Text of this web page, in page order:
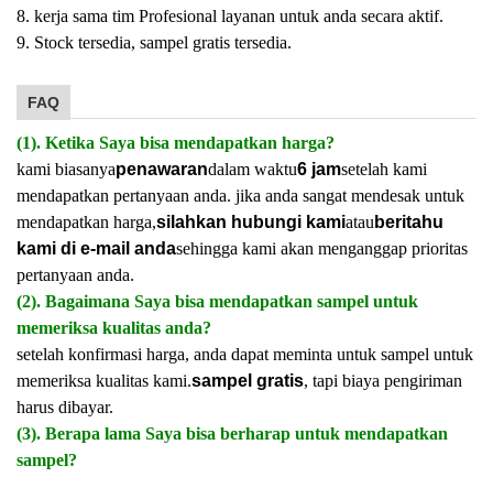
8. kerja sama tim Profesional layanan untuk anda secara aktif.
9. Stock tersedia, sampel gratis tersedia.
FAQ
(1). Ketika Saya bisa mendapatkan harga?
kami biasanyapenawarandalam waktu6 jamsetelah kami
mendapatkan pertanyaan anda. jika anda sangat mendesak untuk
mendapatkan harga,silahkan hubungi kamiatau beritahu
kami di e-mail andasehingga kami akan menganggap prioritas
pertanyaan anda.
(2). Bagaimana Saya bisa mendapatkan sampel untuk
memeriksa kualitas anda?
setelah konfirmasi harga, anda dapat meminta untuk sampel untuk
memeriksa kualitas kami.sampel gratis, tapi biaya pengiriman
harus dibayar.
(3). Berapa lama Saya bisa berharap untuk mendapatkan
sampel?